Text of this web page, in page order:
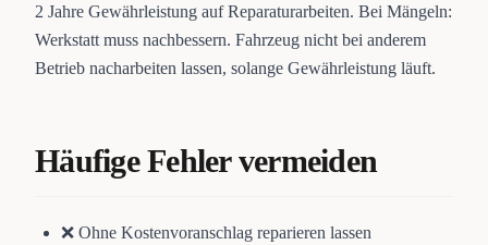
2 Jahre Gewährleistung auf Reparaturarbeiten. Bei Mängeln:
Werkstatt muss nachbessern. Fahrzeug nicht bei anderem
Betrieb nacharbeiten lassen, solange Gewährleistung läuft.
Häufige Fehler vermeiden
❌ Ohne Kostenvoranschlag reparieren lassen